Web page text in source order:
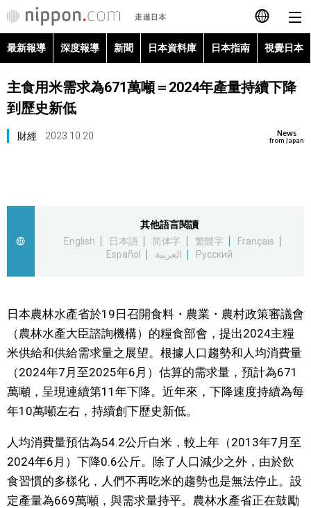
日本語
English
最新報導
視覺日本
臺灣香港
更多
人物訪談
日本入門
official SNS
最新報導 深度報導 新聞 日本資料庫 日本指南 視覺日本
主食用米需求為671萬噸＝2024年產量持續下降
到歷史新低
News
from Japan
財經 2023.10.20
其他語言閱讀
English
日本語 简体字 繁體字
Français
Español
العربية Русский
日本農林水產省於19日召開食料・農業・農村政策審議會
（農林水產大臣諮詢機構）的糧食部會，提出2024主糧
米供給和供給需求量之展望。根據人口趨勢和人均消費量
（2024年7月至2025年6月）估算的需求量，預計為671
萬噸，呈現連續第11年下降。近年來，下降速度持續為每
年10萬噸左右，持續創下歷史新低。
人均消費量預估為54.2公斤白米，較上年（2013年7月至
2024年6月）下降0.6公斤。除了人口減少之外，由於飲
食習慣的多樣化，人們不再吃米的趨勢也是無法停止。設
定產量為669萬噸，與需求量持平。農林水產省正在鼓勵